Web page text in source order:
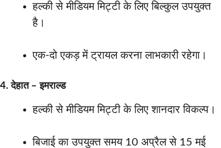
हल्की से मीडियम मिट्टी के लिए बिल्कुल उपयुक्त
है।
एक-दो एकड़ में ट्रायल करना लाभकारी रहेगा।
4. देहात – इमराल्ड
हल्की से मीडियम मिट्टी के लिए शानदार विकल्प।
बिजाई का उपयुक्त समय 10 अप्रैल से 15 मई